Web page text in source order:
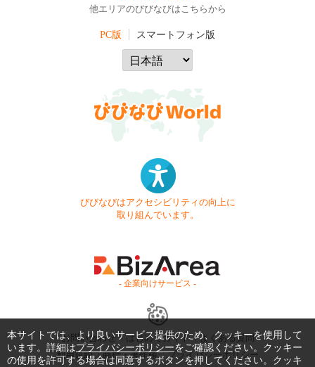
他エリアのびびなびはこちらから
PC版 スマートフォン版
びびなびはアクセシビリティの向上に
取り組んでいます。
- 企業向けサービス -
お問い合わせ はじめてガイド
よくある質問
利用規約
商標・著作権 プライバシーポリシー
本サイトでは、より良いサービス提供のため、クッキーを使用して
います。詳細はプライバシーポリシーをご確認ください。クッキー
の使用を許可する場合は同意するボタンを押してください。クッキ